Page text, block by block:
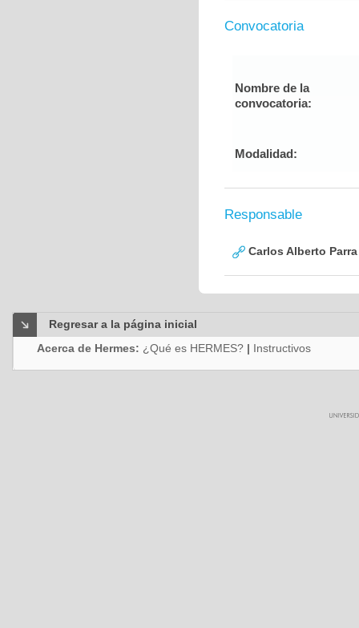
Convocatoria
Nombre de la
convocatoria:
Modalidad:
Responsable
Carlos Alberto
Regresar a la página inicial
Acerca de Hermes: ¿Qué es HERMES? | Instructivos